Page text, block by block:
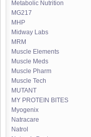
Metabolic Nutrition
MG217
MHP
Midway Labs
MRM
Muscle Elements
Muscle Meds
Muscle Pharm
Muscle Tech
MUTANT
MY PROTEIN BITES
Myogenix
Natracare
Natrol